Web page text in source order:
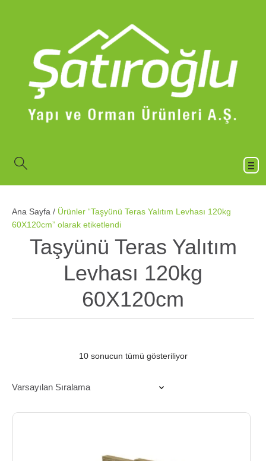
Ana Sayfa / Ürünler “Taşyünü Teras Yalıtım Levhası 120kg
60X120cm” olarak etiketlendi
Taşyünü Teras Yalıtım
Levhası 120kg
60X120cm
10 sonucun tümü gösteriliyor